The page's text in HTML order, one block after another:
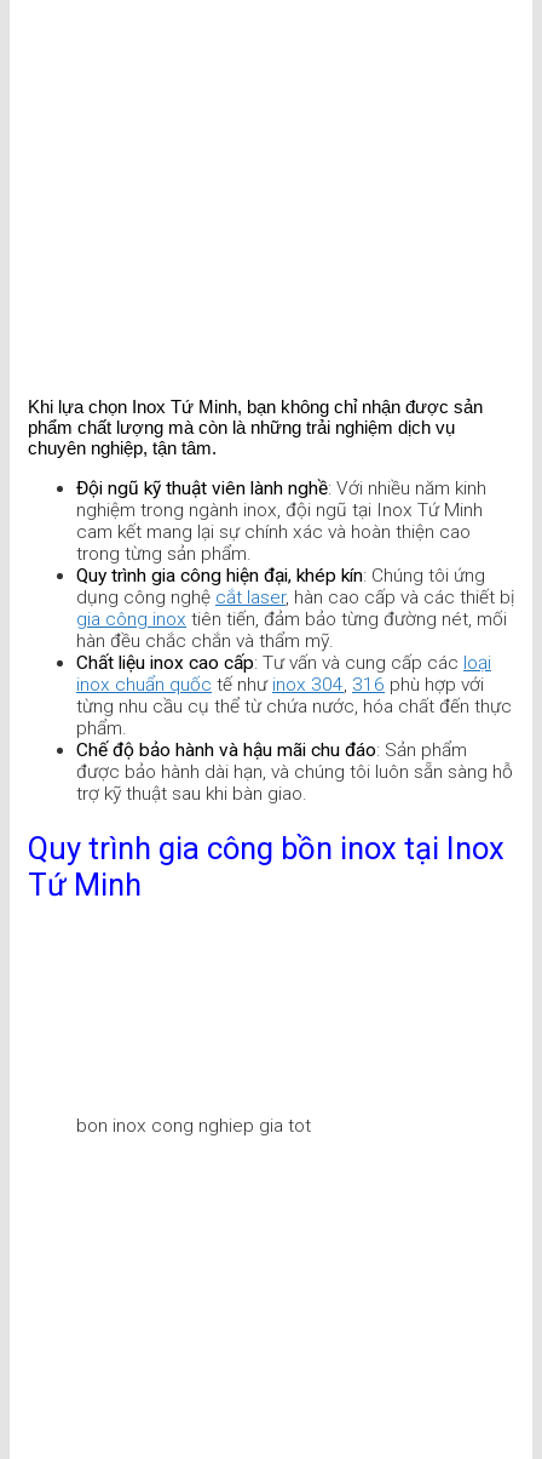
Khi lựa chọn Inox Tứ Minh, bạn không chỉ nhận được sản
phẩm chất lượng mà còn là những trải nghiệm dịch vụ
chuyên nghiệp, tận tâm.
Đội ngũ kỹ thuật viên lành nghề: Với nhiều năm kinh
nghiệm trong ngành inox, đội ngũ tại Inox Tứ Minh
cam kết mang lại sự chính xác và hoàn thiện cao
trong từng sản phẩm.
Quy trình gia công hiện đại, khép kín: Chúng tôi ứng
dụng công nghệ cắt laser, hàn cao cấp và các thiết bị
gia công inox tiên tiến, đảm bảo từng đường nét, mối
hàn đều chắc chắn và thẩm mỹ.
Chất liệu inox cao cấp: Tư vấn và cung cấp các loại
inox chuẩn quốc tế như inox 304, 316 phù hợp với
từng nhu cầu cụ thể từ chứa nước, hóa chất đến thực
phẩm.
Chế độ bảo hành và hậu mãi chu đáo: Sản phẩm
được bảo hành dài hạn, và chúng tôi luôn sẵn sàng hỗ
trợ kỹ thuật sau khi bàn giao.
Quy trình gia công bồn inox tại Inox
Tứ Minh
bon inox cong nghiep gia tot